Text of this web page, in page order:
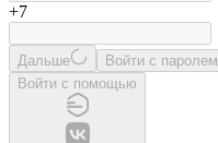
+7
Дальше
Войти с паролем
Войти с помощью